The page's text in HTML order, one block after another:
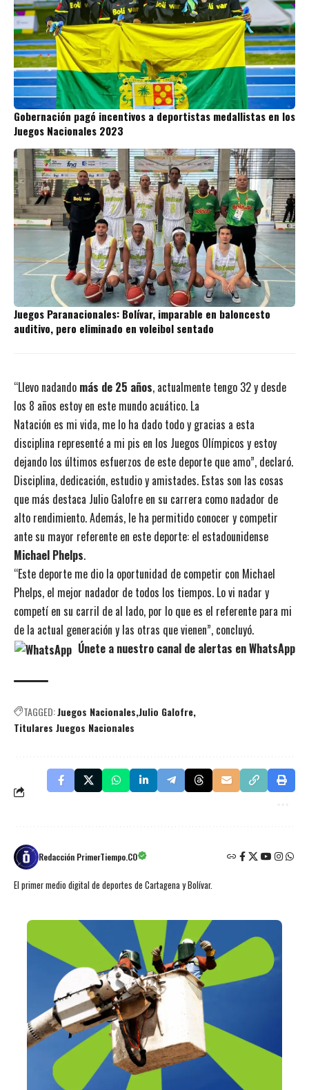
Gobernación pagó incentivos a deportistas medallistas en los
Juegos Nacionales 2023
Juegos Paranacionales: Bolívar, imparable en baloncesto
auditivo, pero eliminado en voleibol sentado
“Llevo nadando más de 25 años, actualmente tengo 32 y desde
los 8 años estoy en este mundo acuático. La
Natación es mi vida, me lo ha dado todo y gracias a esta
disciplina representé a mi pis en los Juegos Olímpicos y estoy
dejando los últimos esfuerzos de este deporte que amo”, declaró.
Disciplina, dedicación, estudio y amistades. Estas son las cosas
que más destaca Julio Galofre en su carrera como nadador de
alto rendimiento. Además, le ha permitido conocer y competir
ante su mayor referente en este deporte: el estadounidense
Michael Phelps.
“Este deporte me dio la oportunidad de competir con Michael
Phelps, el mejor nadador de todos los tiempos. Lo vi nadar y
competí en su carril de al lado, por lo que es el referente para mi
de la actual generación y las otras que vienen”, concluyó.
Únete a nuestro canal de alertas en WhatsApp
TAGGED:Juegos Nacionales Julio Galofre
Titulares Juegos Nacionales
Redacción PrimerTiempo.CO
El primer medio digital de deportes de Cartagena y Bolívar.